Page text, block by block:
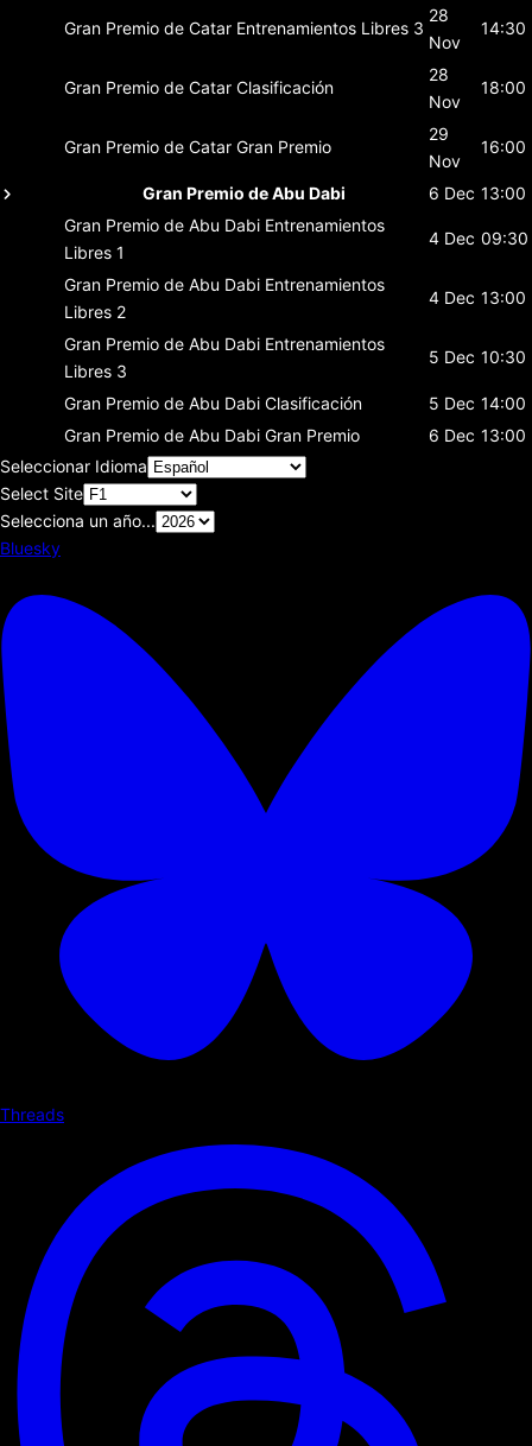
Gran Premio de Catar Entrenamientos Libres 3
28
Nov
14:30
Gran Premio de Catar Clasificación
28
Nov
18:00
Gran Premio de Catar Gran Premio
29
Nov
16:00
Gran Premio de Abu Dabi 6 Dec 13:00
Gran Premio de Abu Dabi Entrenamientos
Libres 1
4 Dec 09:30
Gran Premio de Abu Dabi Entrenamientos
Libres 2
4 Dec 13:00
Gran Premio de Abu Dabi Entrenamientos
Libres 3
5 Dec 10:30
Gran Premio de Abu Dabi Clasificación 5 Dec 14:00
Gran Premio de Abu Dabi Gran Premio 6 Dec 13:00
Seleccionar Idioma
Select Site
Selecciona un año...
Bluesky
Threads